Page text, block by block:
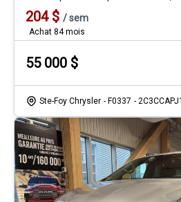
204$ /sem
Achat 84 mois
55 000 $
Ste-Foy Chrysler - F0337 -